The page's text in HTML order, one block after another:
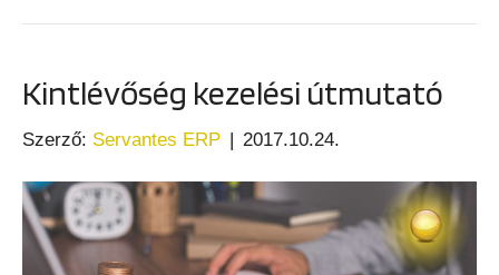
Kintlévőség kezelési útmutató
Szerző: Servantes ERP | 2017.10.24.